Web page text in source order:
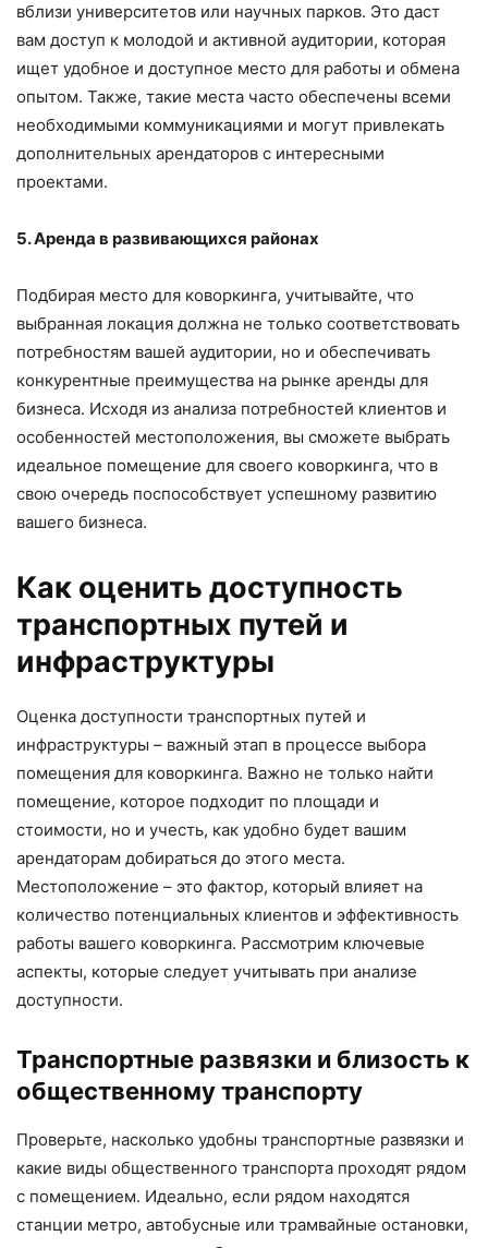
вблизи университетов или научных парков. Это даст
вам доступ к молодой и активной аудитории, которая
ищет удобное и доступное место для работы и обмена
опытом. Также, такие места часто обеспечены всеми
необходимыми коммуникациями и могут привлекать
дополнительных арендаторов с интересными
проектами.
5. Аренда в развивающихся районах
Подбирая место для коворкинга, учитывайте, что
выбранная локация должна не только соответствовать
потребностям вашей аудитории, но и обеспечивать
конкурентные преимущества на рынке аренды для
бизнеса. Исходя из анализа потребностей клиентов и
особенностей местоположения, вы сможете выбрать
идеальное помещение для своего коворкинга, что в
свою очередь поспособствует успешному развитию
вашего бизнеса.
Как оценить доступность
транспортных путей и
инфраструктуры
Оценка доступности транспортных путей и
инфраструктуры – важный этап в процессе выбора
помещения для коворкинга. Важно не только найти
помещение, которое подходит по площади и
стоимости, но и учесть, как удобно будет вашим
арендаторам добираться до этого места.
Местоположение – это фактор, который влияет на
количество потенциальных клиентов и эффективность
работы вашего коворкинга. Рассмотрим ключевые
аспекты, которые следует учитывать при анализе
доступности.
Транспортные развязки и близость к
общественному транспорту
Проверьте, насколько удобны транспортные развязки и
какие виды общественного транспорта проходят рядом
с помещением. Идеально, если рядом находятся
станции метро, автобусные или трамвайные остановки,